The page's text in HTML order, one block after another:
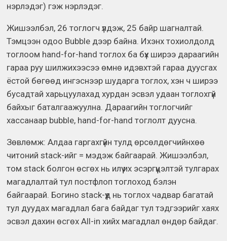
нэрлэдэг) гэж нэрлэдэг.
Жишээлбэл, 26 тоглогч үлдэж, 25 байр шагналтай.
Тэмцээн одоо Bubble дээр байна. Ихэнх тохиолдолд
тоглоом hand-for-hand тоглох ба бүх ширээ дараагийн
гараа руу шилжихээсээ өмнө идэвхтэй гараа дуусгах
ёстой бөгөөд ингэснээр шударга тоглох, хэн ч ширээ
бусадтай харьцуулахад хурдан эсвэл удаан тоглохгүй
байхыг баталгаажуулна. Дараагийн тоглогчийг
хассанаар bubble, hand-for-hand тоглолт дуусна.
Зөвлөмж: Алдаа гаргахгүйн тулд өрсөлдөгчийнхөө
читоний stack-ийг = мэдэж байгаарай. Жишээлбэл,
том stack болгон өсгөх нь илүү их эсэргүүцэлтэй тулгарах
магадлалтай тул постфлоп тоглоход бэлэн
байгаарай. Богино stack-үүд нь тоглох чадвар багатай
тул дуудах магадлал бага байдаг тул тэдгээрийг хаях
эсвэл дахин өсгөх All-in хийх магадлал өндөр байдаг.